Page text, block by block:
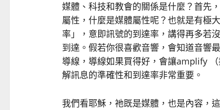
媒體、科技和教會的關係是什麼？首先
屬性，什麼是媒體屬性呢？也就是有極
率」，意即訊號的到達率，講得再多若
到達。假若你很喜歡音響，會知道音響
導線，導線如果買得好，會讓amplify
解訊息的準確性和到達率非常重要。
我們看耶穌，祂既是媒體，也是內容，